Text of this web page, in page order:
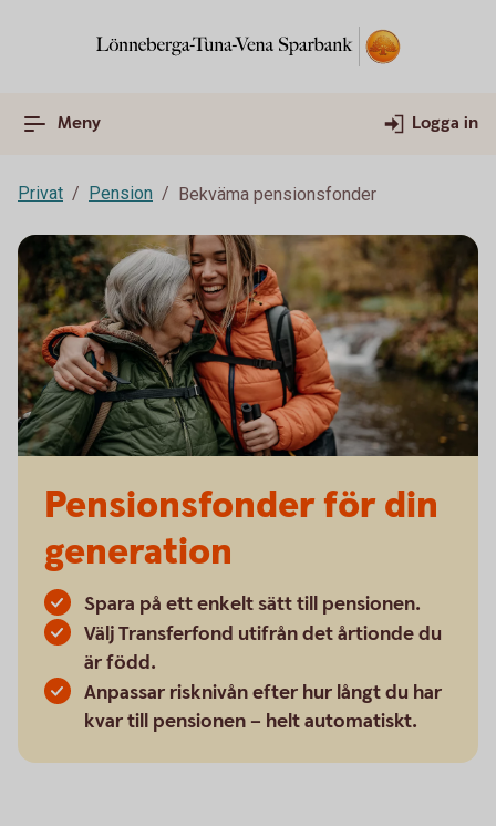
Meny Logga in
Privat Pension Bekväma pensionsfonder
Pensionsfonder för din
generation
Spara på ett enkelt sätt till pensionen.
Välj Transferfond utifrån det årtionde du
är född.
Anpassar risknivån efter hur långt du har
kvar till pensionen – helt automatiskt.